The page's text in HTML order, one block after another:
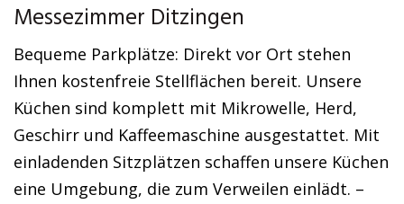
Messezimmer Ditzingen
Bequeme Parkplätze: Direkt vor Ort stehen
Ihnen kostenfreie Stellflächen bereit. Unsere
Küchen sind komplett mit Mikrowelle, Herd,
Geschirr und Kaffeemaschine ausgestattet. Mit
einladenden Sitzplätzen schaffen unsere Küchen
eine Umgebung, die zum Verweilen einlädt. –